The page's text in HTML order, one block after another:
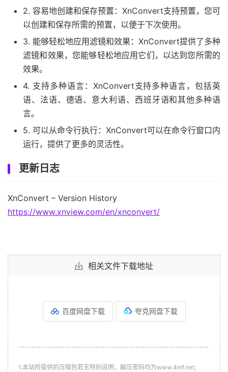
2. 容易地创建和保存预置：XnConvert支持预置，您可
以创建和保存所需的预置，以便于下次使用。
3. 能够轻松地应用滤镜和效果：XnConvert提供了多种
滤镜和效果，您能够轻松地应用它们，以达到您所需的
效果。
4. 支持多种语言：XnConvert支持多种语言，包括英
语、法语、德语、意大利语、西班牙语和其他多种语
言。
5. 可以从命令行执行：XnConvert可以在命令行窗口内
运行，提供了更多的灵活性。
更新日志
XnConvert – Version History
https://www.xnview.com/en/xnconvert/
相关文件下载地址
百度网盘下载 夸克网盘下载
--------------------------------------------------------------
1.本站所提供的压缩包若无特别说明，解压密码均为www.4mf.net;